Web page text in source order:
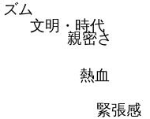
ズム
文明・時代
親密さ
熱血
緊張感